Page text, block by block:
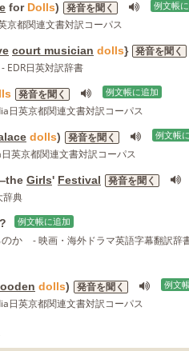
for Dolls) 発音を聞く 例文帳
京都関連文書対訳コーパス
court musician dolls} 発音を聞く
- EDR日英対訳辞書
発音を聞く 例文帳に追加
日英京都関連文書対訳コーパス
dolls) 発音を聞く 例文帳
英京都関連文書対訳コーパス
Girls' Festival 発音を聞く
辞典
? 例文帳に追加
か
- 映画・海外ドラマ英語字幕翻訳辞
dolls) 発音を聞く 例文
日英京都関連文書対訳コーパス